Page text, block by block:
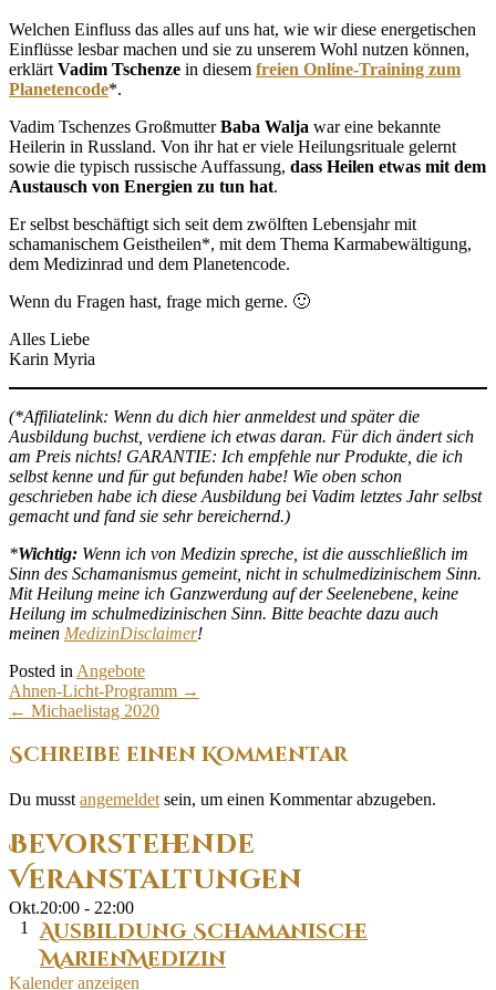
Welchen Einfluss das alles auf uns hat, wie wir diese energetischen
Einflüsse lesbar machen und sie zu unserem Wohl nutzen können,
erklärt Vadim Tschenze in diesem freien Online-Training zum
Planetencode*.
Vadim Tschenzes GroßmutterBaba Walja war eine bekannte
Heilerin in Russland. Von ihr hat er viele Heilungsrituale gelernt
sowie die typisch russische Auffassung, dass Heilen etwas mit dem
Austausch von Energien zu tun hat.
Er selbst beschäftigt sich seit dem zwölften Lebensjahr mit
schamanischem Geistheilen*, mit dem Thema Karmabewältigung,
dem Medizinrad und dem Planetencode.
Wenn du Fragen hast, frage mich gerne. 🙂
Alles Liebe
Karin Myria
(*Affiliatelink: Wenn du dich hier anmeldest und später die
Ausbildung buchst, verdiene ich etwas daran. Für dich ändert sich
am Preis nichts! GARANTIE: Ich empfehle nur Produkte, die ich
selbst kenne und für gut befunden habe! Wie oben schon
geschrieben habe ich diese Ausbildung bei Vadim letztes Jahr selbst
gemacht und fand sie sehr bereichernd.)
*Wichtig: Wenn ich von Medizin spreche, ist die ausschließlich im
Sinn des Schamanismus gemeint, nicht in schulmedizinischem Sinn.
Mit Heilung meine ich Ganzwerdung auf der Seelenebene, keine
Heilung im schulmedizinischen Sinn. Bitte beachte dazu auch
meinen MedizinDisclaimer!
Posted in Angebote
Post
navigation
Ahnen-Licht-Programm →
← Michaelistag 2020
Schreibe einen Kommentar
Du musst angemeldet sein, um einen Kommentar abzugeben.
Bevorstehende
Veranstaltungen
Okt.
1
20:00 - 22:00
Ausbildung Schamanische
MarienMedizin
Kalender anzeigen